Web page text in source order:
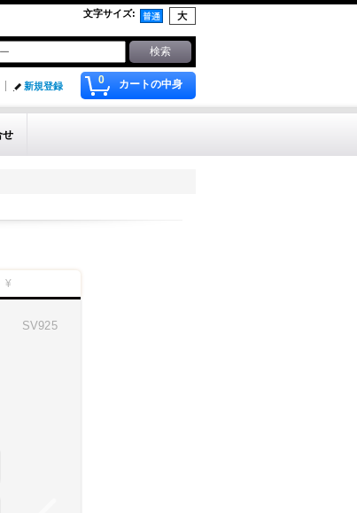
文字サイズ:
0 カートの中身
新規登録
せ
¥
SV925